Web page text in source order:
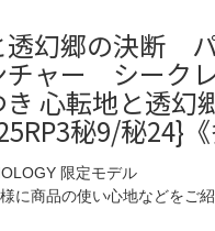
透幻郷の決断
チャー シーク
心転地と透幻
秘9/秘24}《
限定モデル
に商品の使い心地などをご